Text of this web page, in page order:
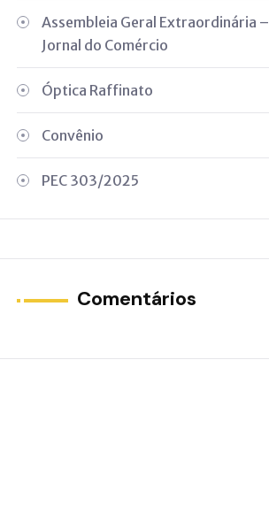
Assembleia Geral Extraordinária –
Jornal do Comércio
Óptica Raffinato
Convênio
PEC 303/2025
Comentários